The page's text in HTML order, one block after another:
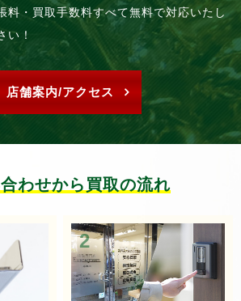
料・買取手数料すべて無料で対応いたし
い！
店舗案内/アクセス
わせから買取の流れ
2